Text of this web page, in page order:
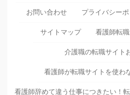
お問い合わせ プライバシー
サイトマップ 看護師転
介護職の転職サイト
看護師が転職サイトを使わ
看護師辞めて違う仕事につきたい！